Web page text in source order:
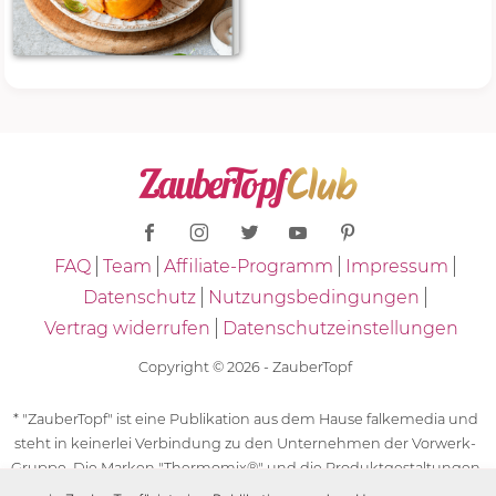
FAQ Team Affiliate-Programm
Impressum
Datenschutz
Nutzungsbedingungen
Vertrag widerrufen
Datenschutzeinstellungen
Copyright © 2026 - ZauberTopf
* "ZauberTopf" ist eine Publikation aus dem Hause falkemedia und
steht in keinerlei Verbindung zu den Unternehmen der Vorwerk-
Gruppe. Die Marken "Thermomix®" und die Produktgestaltungen
des "Thermomix®" sind eingetragene Marken der Unternehmen